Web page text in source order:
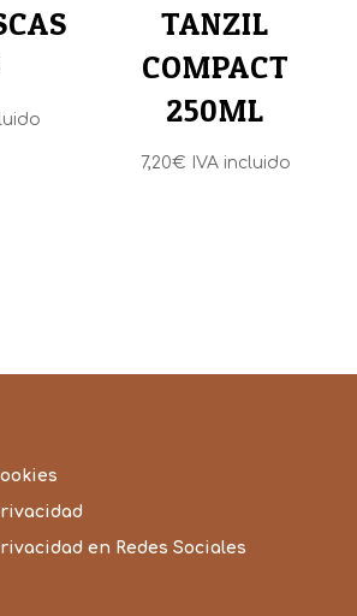
TANZIL
COMPACT
250ML
7,20€ IVA incluido
en Redes Sociales